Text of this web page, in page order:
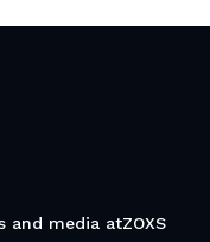
and media atZOXS